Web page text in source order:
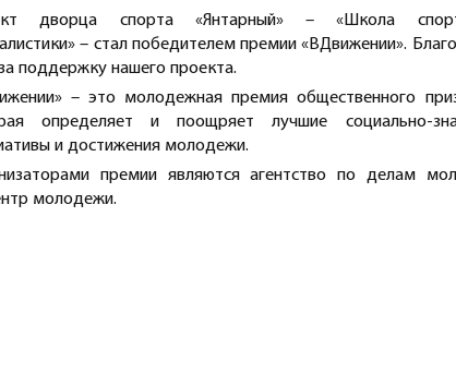
дворца спорта «Янтарный» – «Школа
– стал победителем премии «ВДвижении».
поддержку нашего проекта.
– это молодежная премия общественного
определяет и поощряет лучшие социально-
и достижения молодежи.
премии являются агентство по делам
молодежи.